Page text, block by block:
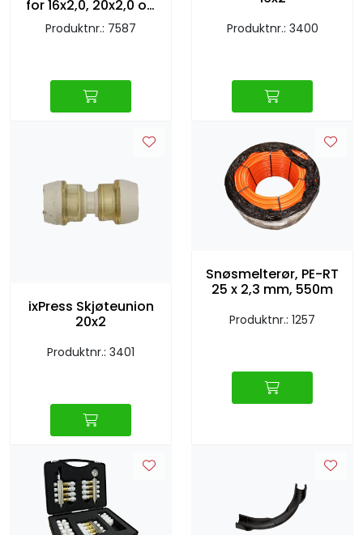
for 16x2,0, 20x2,0 og
25x2,3
Produktnr.: 7587 Produktnr.: 3400
ixPress Skjøteunion
20x2
Produktnr.: 3401
Snøsmelterør, PE-RT
25 x 2,3 mm, 550m
Produktnr.: 1257